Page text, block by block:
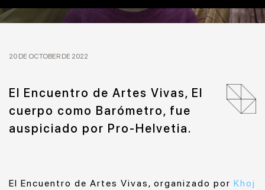
20 DE OCTOBER DE 2022
El Encuentro de Artes Vivas, El
cuerpo como Barómetro, fue
auspiciado por Pro-Helvetia.
El Encuentro de Artes Vivas, organizado por Khoj